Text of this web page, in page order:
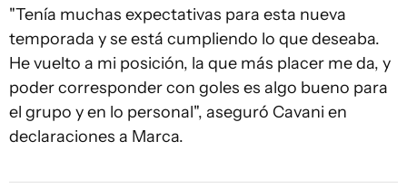
"Tenía muchas expectativas para esta nueva
temporada y se está cumpliendo lo que deseaba.
He vuelto a mi posición, la que más placer me da, y
poder corresponder con goles es algo bueno para
el grupo y en lo personal", aseguró Cavani en
declaraciones a Marca.